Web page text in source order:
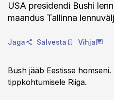
USA presidendi Bushi
maandus Tallinna
Jaga Salvesta Vihja
Bush jääb Eestisse
tippkohtumisele Riiga.